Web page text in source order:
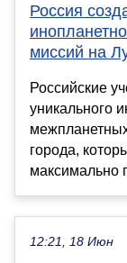
Россия
миссий на
Российские
уникального
города,
максимально
12:21, 18 Июн